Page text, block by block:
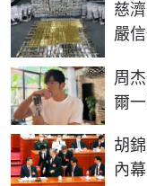
慈
嚴
周
爾
胡
內